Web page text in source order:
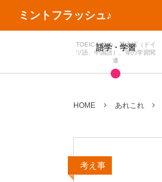
ミントフラッシュ♪
語学・学習
TOEICを始め、英会話（ドイ
ツ語、中国語）、等の学習関
連
HOME あれこれ
考え事